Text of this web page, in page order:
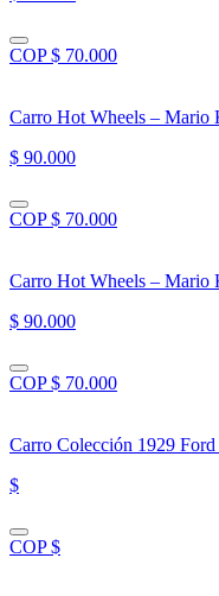
COP $ 70.000
Carro Hot Wheels – Mario
$ 90.000
COP $ 70.000
Carro Hot Wheels – Mario
$ 90.000
COP $ 70.000
Carro Colección 1929
$
COP $